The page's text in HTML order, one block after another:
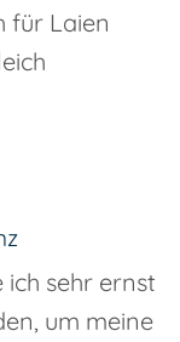
für Laien
sehr ernst
um meine